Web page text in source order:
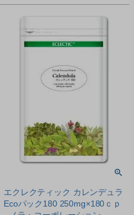
エクレクティック カレンデュラ
Ecoパック180 250mg×180ｃｐ